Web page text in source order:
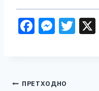
F M T
Навигација
ПРЕТХОДНО